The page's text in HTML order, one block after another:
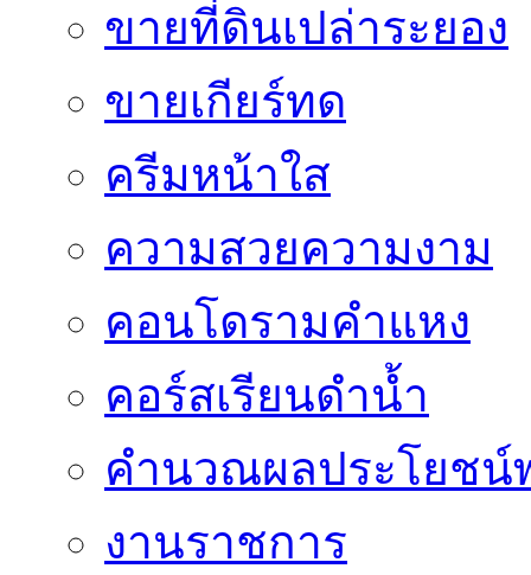
ขายที่ดินเปล่าระยอง
ขายเกียร์ทด
ครีมหน้าใส
ความสวยความงาม
คอนโดรามคำแหง
คอร์สเรียนดำน้ำ
คำนวณผลประโยชน์
งานราชการ